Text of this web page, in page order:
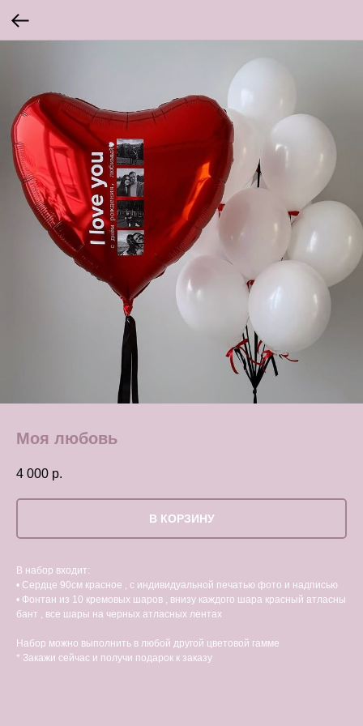
Моя любовь
4 000 р.
В КОРЗИНУ
В набор входит:
• Сердце 90см красное , с индивидуальной печатью фото и надписью
• Фонтан из 10 кремовых шаров , внизу каждого шара красный атласны
бант , все шары на черных атласных лентах
Набор можно выполнить в любой другой цветовой гамме
* Закажи сейчас и получи подарок к заказу